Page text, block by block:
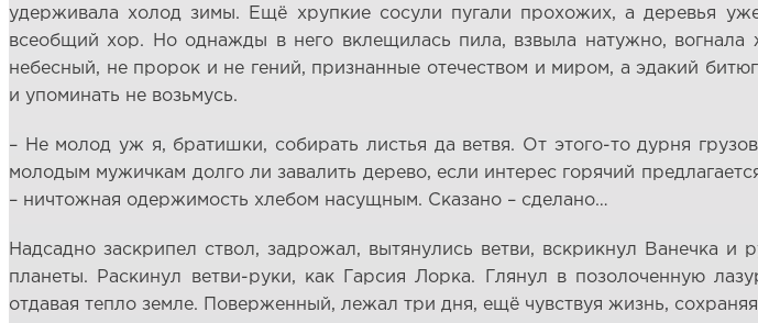
удерживала холод зимы. Ещё хрупкие сосули пугали прохожих, а деревья
всеобщий хор. Но однажды в него вклещилась пила, взвыла натужно,
небесный, не пророк и не гений, признанные отечеством и миром, а эдакий
и упоминать не возьмусь.
– Не молод уж я, братишки, собирать листья да ветвя. От этого-то дурня
молодым мужичкам долго ли завалить дерево, если интерес горячий
– ничтожная одержимость хлебом насущным. Сказано – сделано…
Надсадно заскрипел ствол, задрожал, вытянулись ветви, вскрикнул Ванечка
планеты. Раскинул ветви-руки, как Гарсия Лорка. Глянул в позолоченную
отдавая тепло земле. Поверженный, лежал три дня, ещё чувствуя жизнь,